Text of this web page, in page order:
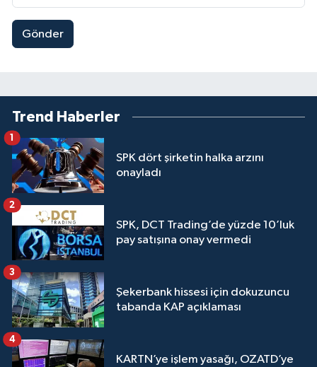
Gönder
Trend Haberler
SPK dört şirketin halka arzını
onayladı
1
SPK, DCT Trading’de yüzde 10’luk
pay satışına onay vermedi
2
Şekerbank hissesi için dokuzuncu
tabanda KAP açıklaması
3
KARTN’ye işlem yasağı, OZATD’ye
4